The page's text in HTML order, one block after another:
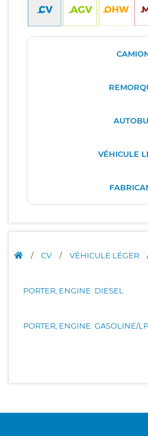
VÉHICULE
/ CV / VÉHICULE LÉGER
PORTER, ENGINE: DIESEL
PORTER, ENGINE: GASOLINE/